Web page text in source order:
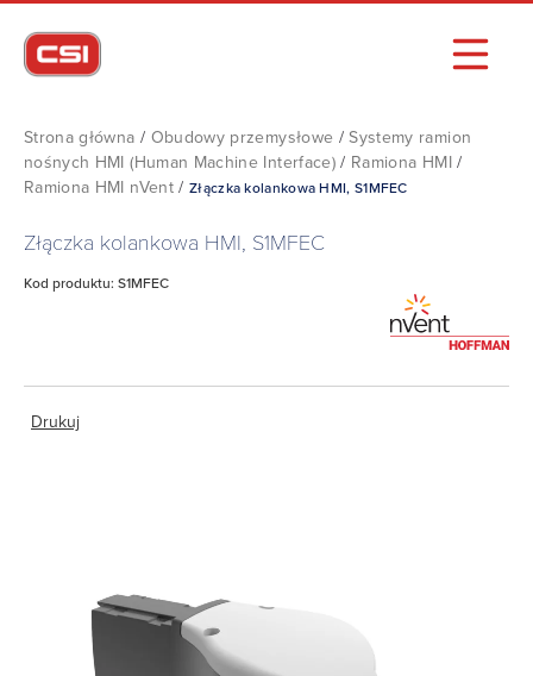
Strona główna / Obudowy przemysłowe /Systemy ramion
nośnych HMI (Human Machine Interface)/ Ramiona HMI/
Ramiona HMI nVent/Złączka kolankowa HMI, S1MFEC
Złączka kolankowa HMI, S1MFEC
Kod produktu: S1MFEC
Drukuj